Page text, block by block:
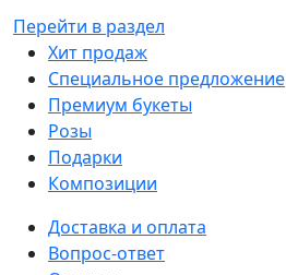
Перейти в раздел
Хит продаж
Специальное предложение
Премиум букеты
Розы
Подарки
Композиции
Доставка и оплата
Вопрос-ответ